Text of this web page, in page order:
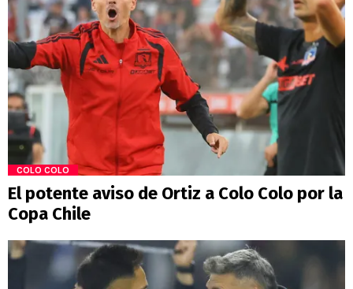
COLO COLO
El potente aviso de Ortiz a Colo Colo por la
Copa Chile